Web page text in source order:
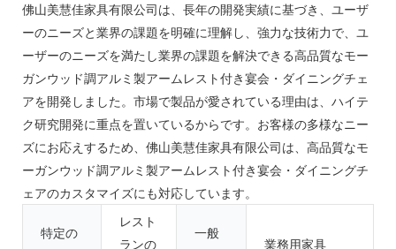
佛山美慧佳家具有限公司は、長年の開発実績に基づき、ユーザ
ーのニーズと業界の課題を明確に理解し、強力な技術力で、ユ
ーザーのニーズを満たし業界の課題を解決できる高品質なモー
ガンウッド調アルミ製アームレスト付き宴会・ダイニングチェ
アを開発しました。市場で製品が愛されている理由は、ハイテ
ク研究開発に重点を置いているからです。お客様の多様なニー
ズにお応えするため、佛山美慧佳家具有限公司は、高品質なモ
ーガンウッド調アルミ製アームレスト付き宴会・ダイニングチ
ェアのカスタマイズにも対応しています。
特定の
レスト
ランの
一般
業務用家具